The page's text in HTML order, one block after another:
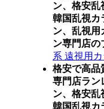
ン、格安乱
韓国乱視カ
ン、乱視用
ン専門店の
系 遠視用
格安で高品
専門店ラン
ン、格安乱
韓国乱視カ